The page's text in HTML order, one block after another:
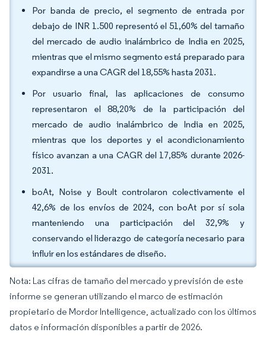
Por banda de precio, el segmento de entrada por
debajo de INR 1.500 representó el 51,60% del tamaño
del mercado de audio inalámbrico de India en 2025,
mientras que el mismo segmento está preparado para
expandirse a una CAGR del 18,55% hasta 2031.
Por usuario final, las aplicaciones de consumo
representaron el 88,20% de la participación del
mercado de audio inalámbrico de India en 2025,
mientras que los deportes y el acondicionamiento
físico avanzan a una CAGR del 17,85% durante 2026-
2031.
boAt, Noise y Boult controlaron colectivamente el
42,6% de los envíos de 2024, con boAt por sí sola
manteniendo una participación del 32,9% y
conservando el liderazgo de categoría necesario para
influir en los estándares de diseño.
Nota: Las cifras de tamaño del mercado y previsión de este
informe se generan utilizando el marco de estimación
propietario de Mordor Intelligence, actualizado con los últimos
datos e información disponibles a partir de 2026.